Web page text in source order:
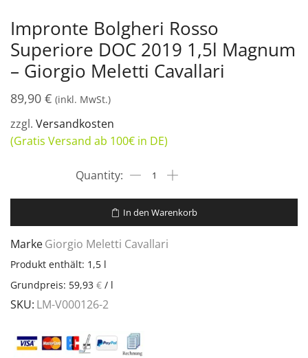
Impronte Bolgheri Rosso
Superiore DOC 2019 1,5l Magnum
– Giorgio Meletti Cavallari
89,90 € (inkl. MwSt.)
zzgl. Versandkosten
(Gratis Versand ab 100€ in DE)
In den Warenkorb
MarkeGiorgio Meletti Cavallari
Produkt enthält: 1,5 l
Grundpreis: 59,93 € / l
SKU: LM-V000126-2